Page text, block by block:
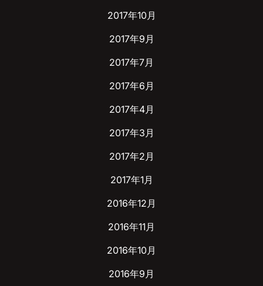
2017年10月
2017年9月
2017年7月
2017年6月
2017年4月
2017年3月
2017年2月
2017年1月
2016年12月
2016年11月
2016年10月
2016年9月